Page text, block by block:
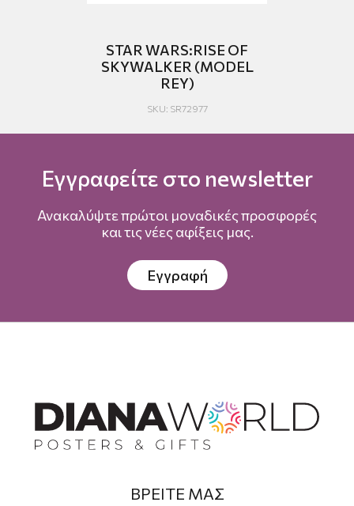
STAR WARS:RISE OF
SKYWALKER (MODEL
REY)
SKU: SR72977
Εγγραφείτε στο newsletter
Ανακαλύψτε πρώτοι μοναδικές προσφορές
και τις νέες αφίξεις μας.
Εγγραφή
ΒΡΕΙΤΕ ΜΑΣ